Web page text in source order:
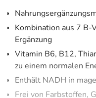
Kombination aus 7 B-
Ergänzung
Vitamin B6, B12,
zu einem normalen
Enthält NADH in
Frei von Farbstoffen,